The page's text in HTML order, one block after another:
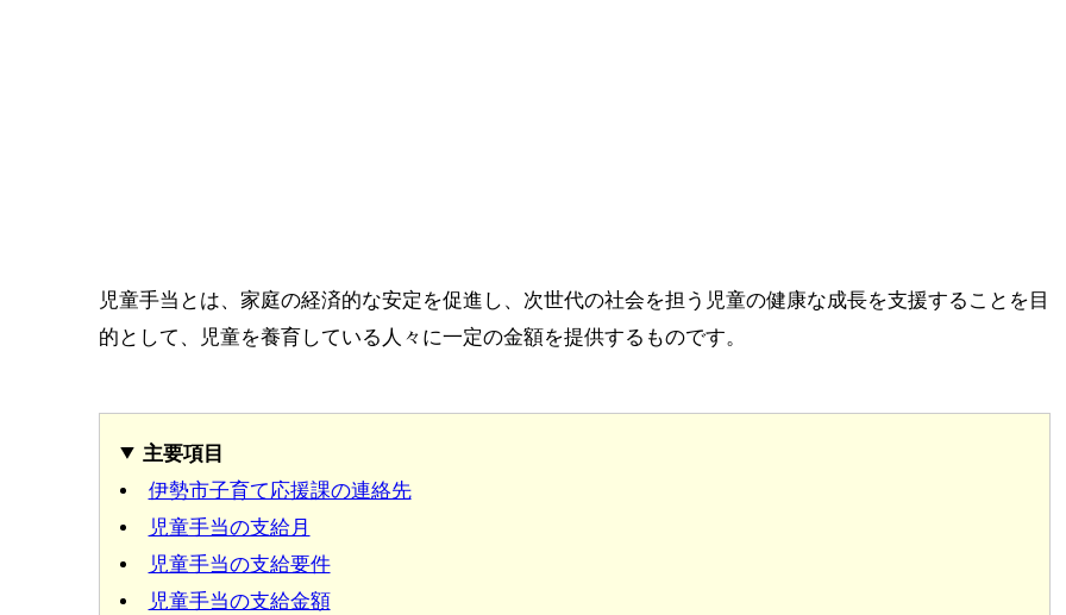
児童手当とは、家庭の経済的な安定を促進し、次世代の社会を担う児童の健康な成長を支援することを目
的として、児童を養育している人々に一定の金額を提供するものです。
主要項目
伊勢市子育て応援課の連絡先
児童手当の支給月
児童手当の支給要件
児童手当の支給金額